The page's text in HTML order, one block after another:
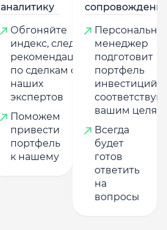
аналитику
Обгоняйте
индекс, следуя
рекомендациям
по сделкам от
наших
экспертов
Поможем
привести
портфель
к нашему
менеджер
подготовит
портфель
инвестиций,
вашим целям
Всегда
будет
готов
ответить
на
вопросы